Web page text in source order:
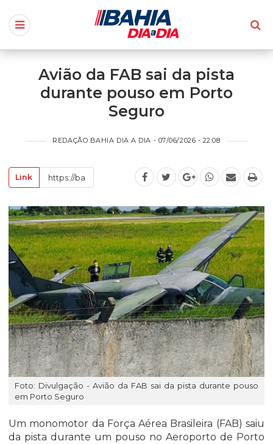
Avião da FAB sai da pista
durante pouso em Porto
Seguro
REDAÇÃO BAHIA DIA A DIA - 07/06/2026 - 22:08
Link
Foto: Divulgação - Avião da FAB sai da pista durante pouso
em Porto Seguro
Um monomotor da Força Aérea Brasileira (FAB) saiu
da pista durante um pouso no Aeroporto de Porto